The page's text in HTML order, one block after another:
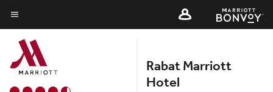
Skip
to
main
content
Texte du menu
Rabat Marriott
Hotel